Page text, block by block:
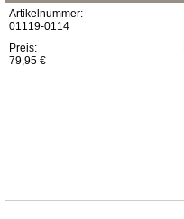
Artikelnummer:
01119-0114
Preis:
79,95 €